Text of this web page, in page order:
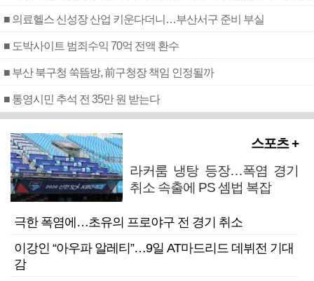
■ 의료헬스 신성장 산업 키운다더니…부산서구 준비 부실
■ 도박사이트 범죄수익 70억 전액 환수
■ 부산 북구청 쑥뜸방, 前구청장 책임 인정될까
■ 통영시민 추석 전 35만 원 받는다
스포츠 +
라커룸 냉탕 등장…폭염 경기
취소 속출에 PS 셈법 복잡
극한 폭염에…초유의 프로야구 전 경기 취소
이강인 “아우파 알레티”…9일 AT마드리드 데뷔전 기대
감